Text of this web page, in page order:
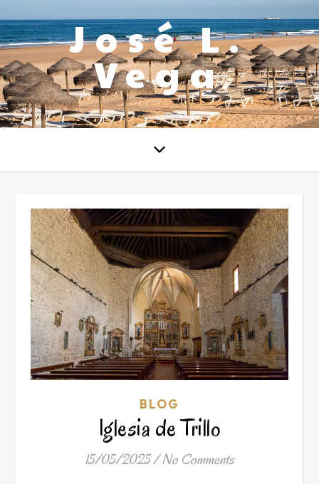
José L.
Vega
BLOG
Iglesia de Trillo
15/05/2025/No Comments